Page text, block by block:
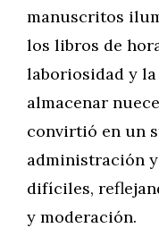
manuscritos
los libros de
laboriosidad y
almacenar
convirtió en un
administración
difíciles,
y moderación.